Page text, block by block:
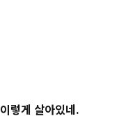
렇게 살아있네.